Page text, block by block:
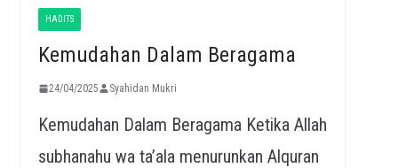
HADITS
Kemudahan Dalam Beragama
24/04/2025 Syahidan Mukri
Kemudahan Dalam Beragama Ketika Allah
subhanahu wa ta’ala menurunkan Alquran